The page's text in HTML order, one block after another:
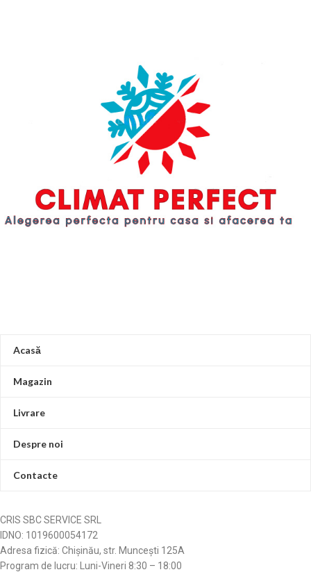
după cum este necesar. (3 stânga, 3
Sunt furnizate două cleme de fixare
pentru fixarea cablurilor. Evacuarea
condensului cu priză a cutiei de
instalare poate fi prevăzută cu
suportul pentru furtunul de
condens în stânga sau în dreapta.
de instalare este echipată cu o
nivelă cu bulă de aer încorporată.
Acasă
Magazin
Livrare
Despre noi
Contacte
CRIS SBC SERVICE SRL
IDNO: 1019600054172
Adresa fizică: Chișinău, str. Muncești 125A
Program de lucru: Luni-Vineri 8:30 – 18:00